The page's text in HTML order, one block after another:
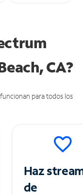
CA?
para todos los
Haz
de